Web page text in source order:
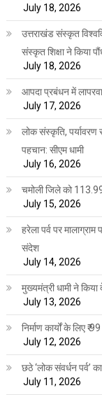
July 18, 2026
उत्तराखंड संस्कृत
संस्कृत शिक्षा ने किया
July 18, 2026
आपदा प्रबंधन में
July 17, 2026
लोक संस्कृति,
पहचान: सीएम धामी
July 16, 2026
चमोली जिले को
July 15, 2026
हरेला पर्व पर
संदेश
July 14, 2026
मुख्यमंत्री धामी ने किया
July 13, 2026
निर्माण कार्यों के लिए ₹
July 12, 2026
छठे ‘लोक संवर्धन पर्व’
July 11, 2026